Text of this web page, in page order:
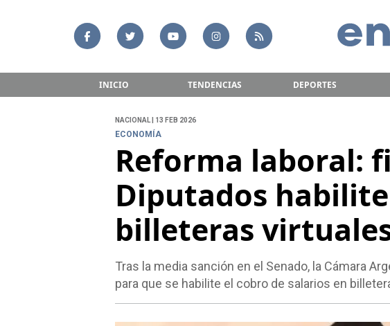
INICIO TENDENCIAS DEPORTES
NACIONAL | 13 FEB 2026
ECONOMÍA
Reforma laboral:
Diputados
billeteras
Tras la media sanción en el Senado, la Cámara
para que se habilite el cobro de salarios en